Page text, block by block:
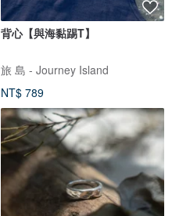
背心【與海黏踢T】
旅 島 - Journey Island
NT$ 789